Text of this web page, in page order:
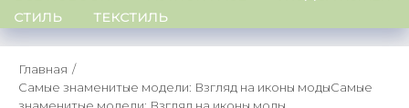
СТИЛЬ
ТЕКСТИЛЬ
Главная
Самые знаменитые модели: Взгляд на иконы модыСамые